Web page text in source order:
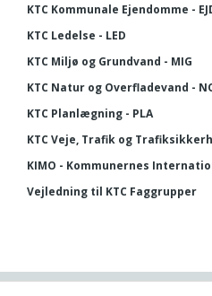
KTC Kommunale Ejendomme -
KTC Ledelse - LED
KTC Miljø og Grundvand - MIG
KTC Natur og Overfladevand -
KTC Planlægning - PLA
KTC Veje, Trafik og
KIMO - Kommunernes
Vejledning til KTC Faggrupper